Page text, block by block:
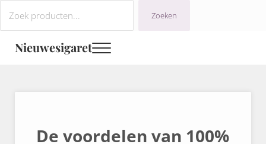
Zoeken
Nieuwesigaret Menu
De voordelen van 100%